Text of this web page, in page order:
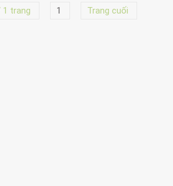
1 trang 1 Trang cuối